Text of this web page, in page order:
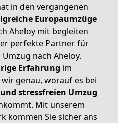
in den vergangenen
Europaumzüge
Aheloy mit begleiten
perfekte Partner für
nach Aheloy.
Erfahrung im
genau, worauf es bei
stressfreien Umzug
Mit unserem
kommen Sie sicher ans